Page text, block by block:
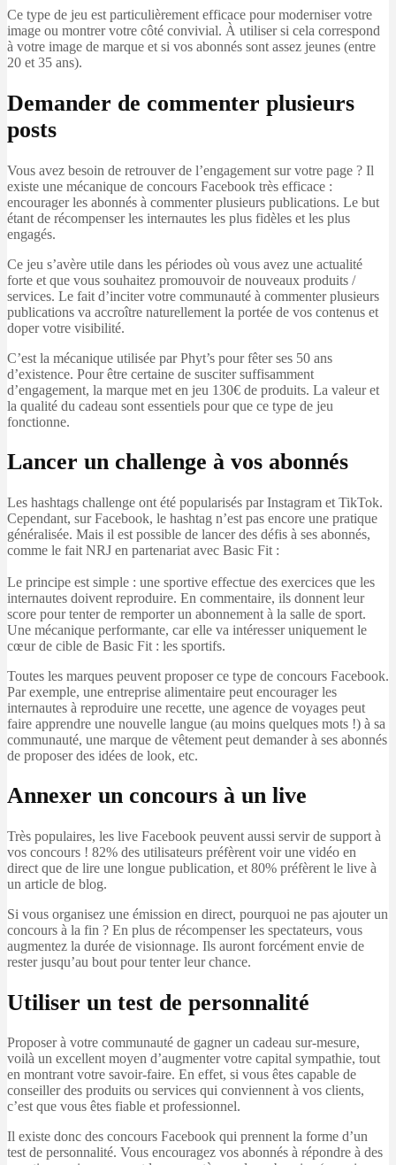
Ce type de jeu est particulièrement efficace pour moderniser votre
image ou montrer votre côté convivial. À utiliser si cela correspond
à votre image de marque et si vos abonnés sont assez jeunes (entre
20 et 35 ans).
Demander de commenter plusieurs
posts
Vous avez besoin de retrouver de l’engagement sur votre page ? Il
existe une mécanique de concours Facebook très efficace :
encourager les abonnés à commenter plusieurs publications. Le but
étant de récompenser les internautes les plus fidèles et les plus
engagés.
Ce jeu s’avère utile dans les périodes où vous avez une actualité
forte et que vous souhaitez promouvoir de nouveaux produits /
services. Le fait d’inciter votre communauté à commenter plusieurs
publications va accroître naturellement la portée de vos contenus et
doper votre visibilité.
C’est la mécanique utilisée par Phyt’s pour fêter ses 50 ans
d’existence. Pour être certaine de susciter suffisamment
d’engagement, la marque met en jeu 130€ de produits. La valeur et
la qualité du cadeau sont essentiels pour que ce type de jeu
fonctionne.
Lancer un challenge à vos abonnés
Les hashtags challenge ont été popularisés par Instagram et TikTok.
Cependant, sur Facebook, le hashtag n’est pas encore une pratique
généralisée. Mais il est possible de lancer des défis à ses abonnés,
comme le fait NRJ en partenariat avec Basic Fit :
Le principe est simple : une sportive effectue des exercices que les
internautes doivent reproduire. En commentaire, ils donnent leur
score pour tenter de remporter un abonnement à la salle de sport.
Une mécanique performante, car elle va intéresser uniquement le
cœur de cible de Basic Fit : les sportifs.
Toutes les marques peuvent proposer ce type de concours Facebook.
Par exemple, une entreprise alimentaire peut encourager les
internautes à reproduire une recette, une agence de voyages peut
faire apprendre une nouvelle langue (au moins quelques mots !) à sa
communauté, une marque de vêtement peut demander à ses abonnés
de proposer des idées de look, etc.
Annexer un concours à un live
Très populaires, les live Facebook peuvent aussi servir de support à
vos concours ! 82% des utilisateurs préfèrent voir une vidéo en
direct que de lire une longue publication, et 80% préfèrent le live à
un article de blog.
Si vous organisez une émission en direct, pourquoi ne pas ajouter un
concours à la fin ? En plus de récompenser les spectateurs, vous
augmentez la durée de visionnage. Ils auront forcément envie de
rester jusqu’au bout pour tenter leur chance.
Utiliser un test de personnalité
Proposer à votre communauté de gagner un cadeau sur-mesure,
voilà un excellent moyen d’augmenter votre capital sympathie, tout
en montrant votre savoir-faire. En effet, si vous êtes capable de
conseiller des produits ou services qui conviennent à vos clients,
c’est que vous êtes fiable et professionnel.
Il existe donc des concours Facebook qui prennent la forme d’un
test de personnalité. Vous encouragez vos abonnés à répondre à des